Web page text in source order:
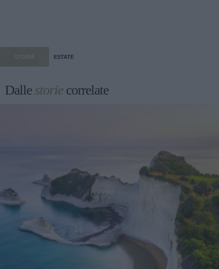
STORIA ESTATE
Dallestoriecorrelate